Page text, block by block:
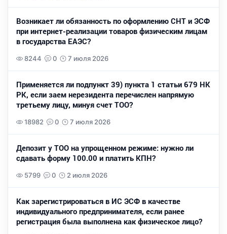
Возникает ли обязанность по оформлению СНТ и ЭСФ
при интернет-реализации товаров физическим лицам
в государства ЕАЭС?
8244 0 7 июля 2026
Применяется ли подпункт 39) пункта 1 статьи 679 НК
РК, если заем нерезидента перечислен напрямую
третьему лицу, минуя счет ТОО?
18982 0 7 июля 2026
Депозит у ТОО на упрощенном режиме: нужно ли
сдавать форму 100.00 и платить КПН?
5799 0 2 июля 2026
Как зарегистрироваться в ИС ЭСФ в качестве
индивидуального предпринимателя, если ранее
регистрация была выполнена как физическое лицо?